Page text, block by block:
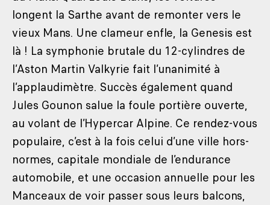
longent la Sarthe avant de remonter vers le
vieux Mans. Une clameur enfle, la Genesis est
là ! La symphonie brutale du 12-cylindres de
l’Aston Martin Valkyrie fait l’unanimité à
l’applaudimètre. Succès également quand
Jules Gounon salue la foule portière ouverte,
au volant de l’Hypercar Alpine. Ce rendez-vous
populaire, c’est à la fois celui d’une ville hors-
normes, capitale mondiale de l’endurance
automobile, et une occasion annuelle pour les
Manceaux de voir passer sous leurs balcons,